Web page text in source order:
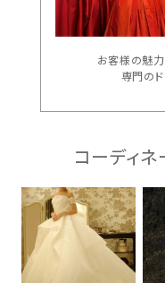
お客様の魅
専門の
コーディネ